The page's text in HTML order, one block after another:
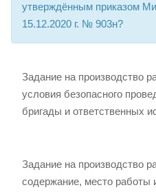
утверждённым приказом
15.12.2020 г. № 903н?
Задание на производство
условия безопасного
бригады и ответственных
Задание на производство
содержание, место работы